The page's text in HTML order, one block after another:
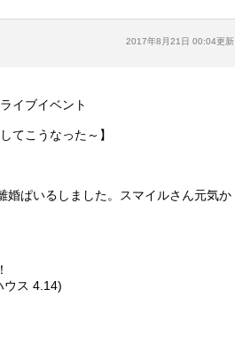
2017年8月21日 00:04更新
イブイベント
てこうなった～】
婚ぱいるしました。スマイルさん元気か
ス 4.14)